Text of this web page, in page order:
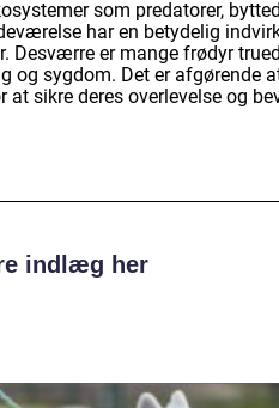
som predatorer,
har en betydelig
Desværre er mange frødyr
og sygdom. Det er afgørende
sikre deres overlevelse og
indlæg her